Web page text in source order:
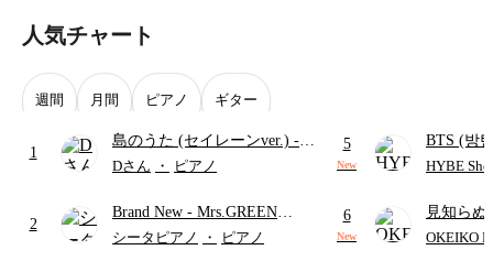
人気チャート
週間 月間 ピアノ ギター
1
島のうた (セイレーンver.) -
セイレーン(CV.鈴木みのり)
ード・ペダル付き/『映画ちい
かわ 人魚の島のひみつ』よ
Dさん ・ ピアノ
2
Brand New - Mrs.GREEN
APPLE
シータピアノ ・ ピアノ
5
New
BTS (방
HYBE
6
New
見知ら
ャツが乾
OKEIKO